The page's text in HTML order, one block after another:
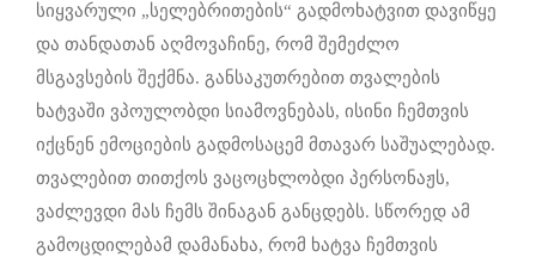
სიყვარული „სელებრითების“ გადმოხატვით დავიწყე
და თანდათან აღმოვაჩინე, რომ შემეძლო
მსგავსების შექმნა. განსაკუთრებით თვალების
ხატვაში ვპოულობდი სიამოვნებას, ისინი ჩემთვის
იქცნენ ემოციების გადმოსაცემ მთავარ საშუალებად.
თვალებით თითქოს ვაცოცხლობდი პერსონაჟს,
ვაძლევდი მას ჩემს შინაგან განცდებს. სწორედ ამ
გამოცდილებამ დამანახა, რომ ხატვა ჩემთვის